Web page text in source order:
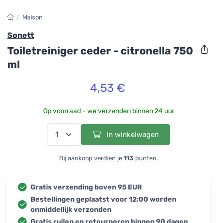
/ Maison
Sonett
Toiletreiniger ceder - citronella 750
ml
4,53 €
Op voorraad - we verzenden binnen 24 uur
In winkelwagen
Bij aankoop verdien je 113 punten.
Gratis verzending boven 95 EUR
Bestellingen geplaatst voor 12:00 worden
onmiddellijk verzonden